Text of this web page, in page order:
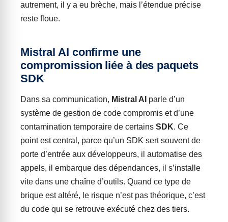
autrement, il y a eu brèche, mais l’étendue précise
reste floue.
Mistral AI confirme une
compromission liée à des paquets
SDK
Dans sa communication, Mistral AI parle d’un
système de gestion de code compromis et d’une
contamination temporaire de certains SDK. Ce
point est central, parce qu’un SDK sert souvent de
porte d’entrée aux développeurs, il automatise des
appels, il embarque des dépendances, il s’installe
vite dans une chaîne d’outils. Quand ce type de
brique est altéré, le risque n’est pas théorique, c’est
du code qui se retrouve exécuté chez des tiers.